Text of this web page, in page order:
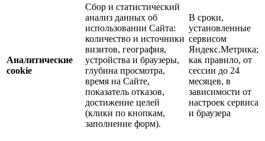
Аналитические
cookie
Сбор и статистический
анализ данных об
использовании Сайта:
количество и источники
визитов, география,
устройства и браузеры,
глубина просмотра,
время на Сайте,
показатель отказов,
достижение целей
(клики по кнопкам,
заполнение форм).
В сроки,
установленные
сервисом
Яндекс.Метрика;
как правило, от
сессии до 24
месяцев, в
зависимости от
настроек сервиса
и браузера